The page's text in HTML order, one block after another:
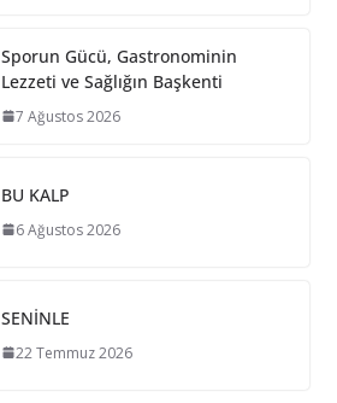
Sporun Gücü, Gastronominin
Lezzeti ve Sağlığın Başkenti
7 Ağustos 2026
BU KALP
6 Ağustos 2026
SENİNLE
22 Temmuz 2026